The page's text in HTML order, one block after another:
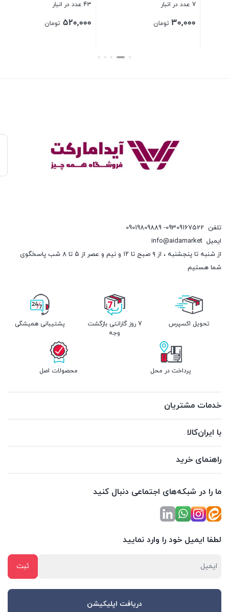
43 عدد در انبار
520,000 تومان
2 عدد در انبار
230,000 تومان
تلفن 09309167522- 09019809889
ایمیل info@aidamarket
از شنبه تا پنجشنبه ، از ۹ صبح تا ۱۲ و نیم و عصر از ۵ تا ۸ شب پاسخگوی
شما هستیم
تحویل اکسپرس
7 روز گارانتی بازگشت
وجه
پشتیبانی همیشگی
پرداخت در محل محصولات اصل
خدمات مشتریان
با ایران‌کالا
راهنمای خرید
ما را در شبکه‌های اجتماعی دنبال کنید
لطفا ایمیل خود را وارد نمایید
دریافت اپلیکیشن